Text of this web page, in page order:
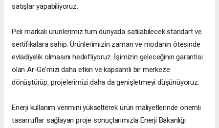
satışlar yapabiliyoruz.
Peli markalı ürünlerimiz tüm dünyada satılabilecek standart ve
sertifikalara sahip. Ürünlerimizin zaman ve modanın ötesinde
evladiyelik olmasını hedefliyoruz. İşimizin geleceğinin garantisi
olan Ar-Ge’mizi daha etkin ve kapsamlı bir merkeze
dönüştürüp, projelerimizi daha da genişletmeyi düşünüyoruz.
Enerji kullanım verimini yükselterek ürün maliyetlerinde önemli
tasarruflar sağlayan proje sonuçlarımızla Enerji Bakanlığı